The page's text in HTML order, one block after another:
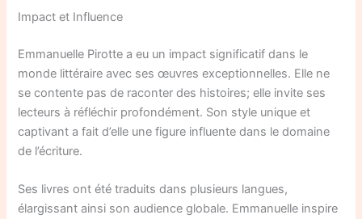
Impact et Influence
Emmanuelle Pirotte a eu un impact significatif dans le
monde littéraire avec ses œuvres exceptionnelles. Elle ne
se contente pas de raconter des histoires; elle invite ses
lecteurs à réfléchir profondément. Son style unique et
captivant a fait d’elle une figure influente dans le domaine
de l’écriture.
Ses livres ont été traduits dans plusieurs langues,
élargissant ainsi son audience globale. Emmanuelle inspire